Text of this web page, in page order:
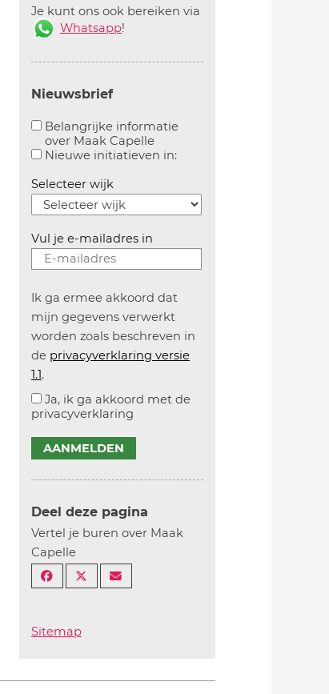
Je kunt ons ook bereiken via
Whatsapp!
Nieuwsbrief
Belangrijke informatie
over Maak Capelle
Aanvinken om belangrijke informatie over
Nieuwe initiatieven in:Aanvinken om
Selecteer wijk
Vul je e-mailadres in
Ik ga ermee akkoord dat
mijn gegevens verwerkt
worden zoals beschreven in
de privacyverklaring versie
1.1.
Ja, ik ga akkoord met de
privacyverklaring
AANMELDEN
Deel deze pagina
Vertel je buren over Maak
Capelle
Sitemap